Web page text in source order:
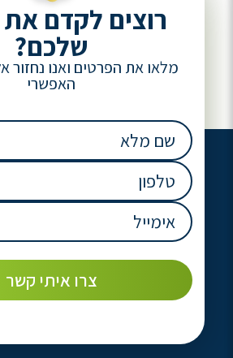
רוצים לקדם
שלכם?
מלאו את הפרטים ואנו נחזור
האפשרי
שם
מלא
(חובה)
טלפון
(חובה)
אימייל
(חובה)